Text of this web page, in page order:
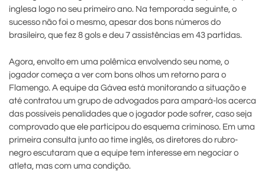
inglesa logo no seu primeiro ano. Na temporada seguinte, o
sucesso não foi o mesmo, apesar dos bons números do
brasileiro, que fez 8 gols e deu 7 assistências em 43 partidas.
Agora, envolto em uma polêmica envolvendo seu nome, o
jogador começa a ver com bons olhos um retorno para o
Flamengo. A equipe da Gávea está monitorando a situação e
até contratou um grupo de advogados para ampará-los acerca
das possíveis penalidades que o jogador pode sofrer, caso seja
comprovado que ele participou do esquema criminoso. Em uma
primeira consulta junto ao time inglês, os diretores do rubro-
negro escutaram que a equipe tem interesse em negociar o
atleta, mas com uma condição.